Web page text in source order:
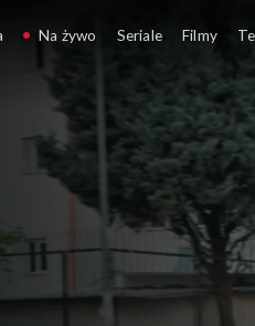
Na żywo Seriale Filmy